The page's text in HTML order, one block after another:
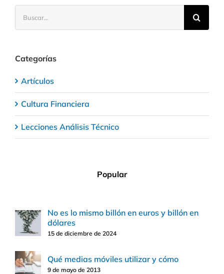
Categorías
Artículos
Cultura Financiera
Lecciones Análisis Técnico
Popular
No es lo mismo billón en euros y billón en
dólares
15 de diciembre de 2024
Qué medias móviles utilizar y cómo
9 de mayo de 2013